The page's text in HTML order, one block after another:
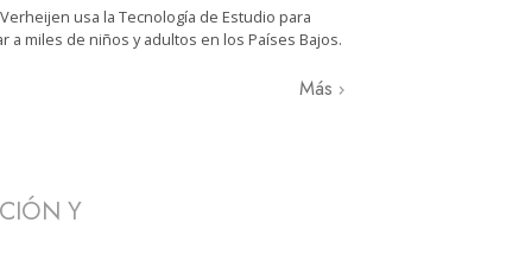
usa la Tecnología de Estudio para
a miles de niños y adultos en los Países Bajos.
Más
Y